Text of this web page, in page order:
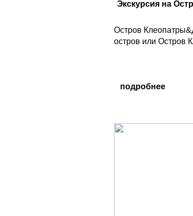
Экскурсия на
Остров
остров или Остров
подробнее